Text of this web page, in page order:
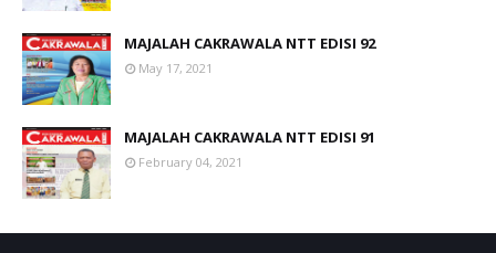
MAJALAH CAKRAWALA NTT EDISI 92
May 17, 2021
MAJALAH CAKRAWALA NTT EDISI 91
February 04, 2021